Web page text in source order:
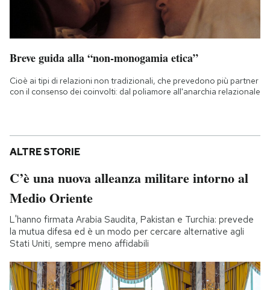
Breve guida alla “non-monogamia etica”
Cioè ai tipi di relazioni non tradizionali, che prevedono più partner
con il consenso dei coinvolti: dal poliamore all'anarchia relazionale
ALTRE STORIE
C’è una nuova alleanza militare intorno al
Medio Oriente
L'hanno firmata Arabia Saudita, Pakistan e Turchia: prevede
la mutua difesa ed è un modo per cercare alternative agli
Stati Uniti, sempre meno affidabili